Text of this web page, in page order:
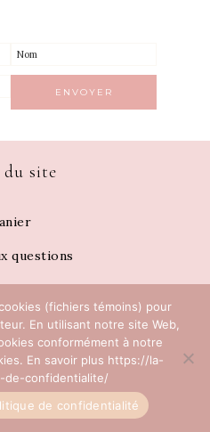
du site
questions
personnalisée ?
et de cadeaux pour bébé et
au Québec
(fichiers témoins) pour
En utilisant notre site Web,
conformément à notre
En savoir plus https://la-
de-confidentialite/
de confidentialité